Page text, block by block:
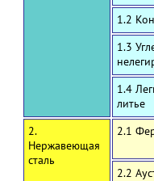
1.2
1.3
1.4
литье
2.
Нержавеющая
сталь
2.1
2.2